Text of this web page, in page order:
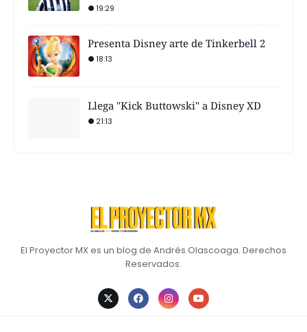
19:29
Presenta Disney arte de Tinkerbell 2
18:13
Llega "Kick Buttowski" a Disney XD
21:13
El Proyector MX es un blog de Andrés Olascoaga. Derechos
Reservados.